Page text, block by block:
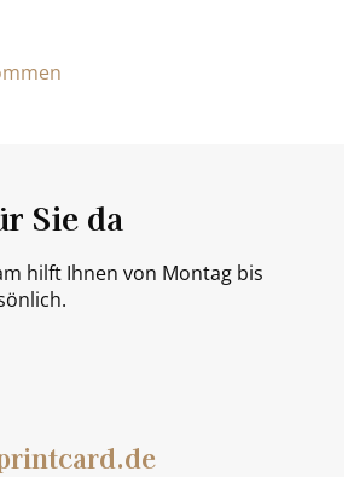
Sie da
hilft Ihnen von Montag bis